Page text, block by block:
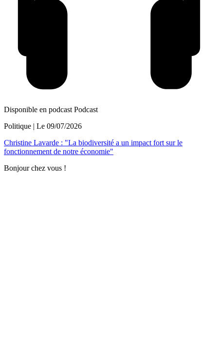
Disponible en podcast Podcast
Politique | Le 09/07/2026
Christine Lavarde : "La biodiversité a un impact fort sur le
fonctionnement de notre économie"
Bonjour chez vous !